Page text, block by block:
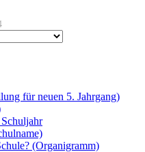
für neuen 5. Jahrgang)
(Organigramm)